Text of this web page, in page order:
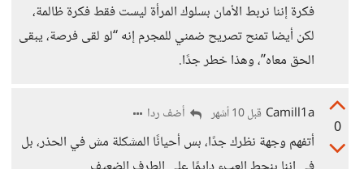
فكرة إننا نربط الأمان بسلوك المرأة ليست فقط فكرة ظالمة،
لكن أيضا تمنح تصريح ضمني للمجرم إنه “لو لقى فرصة، يبقى
الحق معاه”، وهذا خطر جدًا.
0
Camill1a قبل 10 أشهر أضف ردا
أتفهم وجهة نظرك جدًا، بس أحيانًا المشكلة مش في الحذر، بل